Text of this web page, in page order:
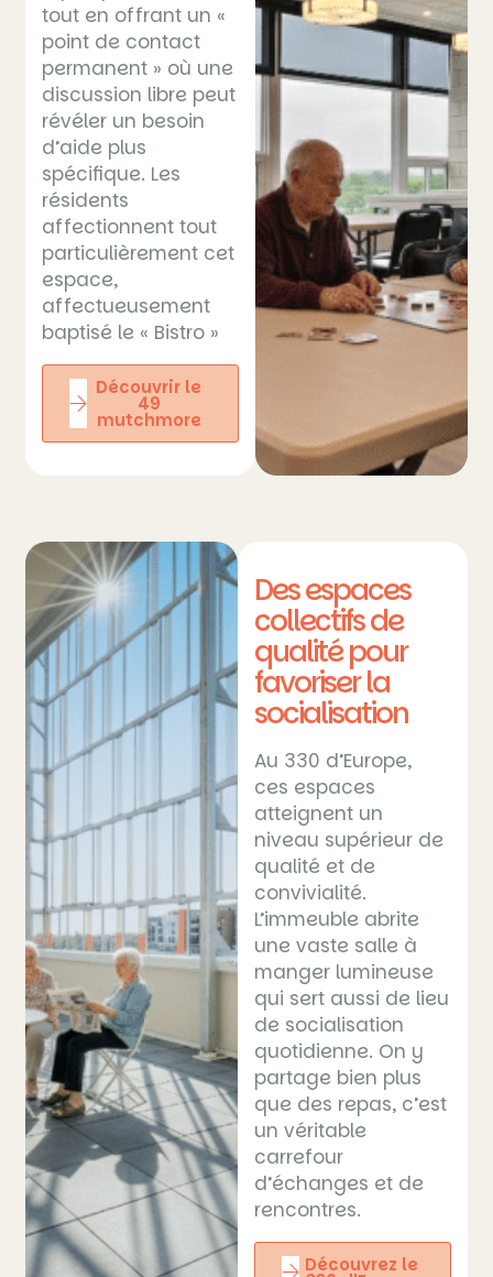
tout en offrant un «
point de contact
permanent » où une
discussion libre peut
révéler un besoin
d’aide plus
spécifique. Les
résidents
affectionnent tout
particulièrement cet
espace,
affectueusement
baptisé le « Bistro »
Découvrir le
49
mutchmore
Des espaces
collectifs de
qualité pour
favoriser la
socialisation
Au 330 d’Europe,
ces espaces
atteignent un
niveau supérieur de
qualité et de
convivialité.
L’immeuble abrite
une vaste salle à
manger lumineuse
qui sert aussi de lieu
de socialisation
quotidienne. On y
partage bien plus
que des repas, c’est
un véritable
carrefour
d’échanges et de
rencontres.
Découvrez le